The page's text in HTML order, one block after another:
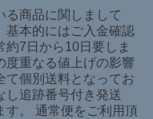
る商品に関しまして
基本的にはご入金確認
7日から10日要しま
度重なる値上げの影響
て個別送料となってお
し追跡番号付き発送
す。 通常便をご利用頂